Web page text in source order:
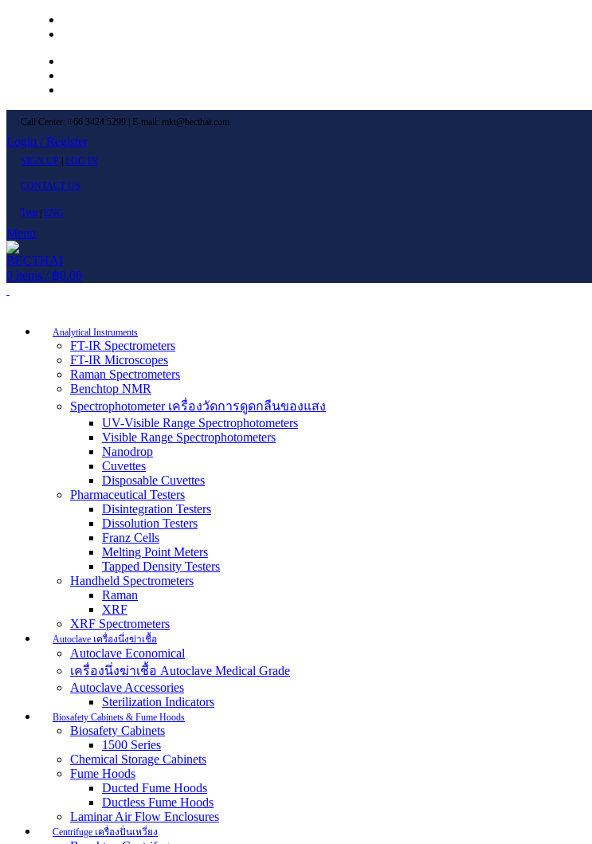
Call Center: +66 3424 5299 | E-mail: mkt@becthai.com
Login / Register
SIGN UP LOG IN
CONTACT US
ไทย ENG
Menu
0 items / ฿0.00
Analytical Instruments
FT-IR Spectrometers
FT-IR Microscopes
Raman Spectrometers
Benchtop NMR
Spectrophotometer เครื่องวัดการดูดกลืนของแสง
UV-Visible Range Spectrophotometers
Visible Range Spectrophotometers
Nanodrop
Cuvettes
Disposable Cuvettes
Pharmaceutical Testers
Disintegration Testers
Dissolution Testers
Franz Cells
Melting Point Meters
Tapped Density Testers
Handheld Spectrometers
Raman
XRF
XRF Spectrometers
Autoclave เครื่องนึ่งฆ่าเชื้อ
Autoclave Economical
เครื่องนึ่งฆ่าเชื้อ Autoclave Medical Grade
Autoclave Accessories
Sterilization Indicators
Biosafety Cabinets & Fume Hoods
Biosafety Cabinets
1500 Series
Chemical Storage Cabinets
Fume Hoods
Ducted Fume Hoods
Ductless Fume Hoods
Laminar Air Flow Enclosures
Centrifuge เครื่องปั่นเหวี่ยง